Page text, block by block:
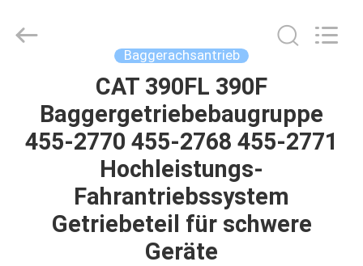
STARTSEITE
PRODUKTE
VIDEOS
Machinery
Baggerachsantrieb
CAT 390FL 390F
Baggergetriebebaugruppe
455-2770 455-2768 455-2771
Hochleistungs-
Fahrantriebssystem
Getriebeteil für schwere
Geräte